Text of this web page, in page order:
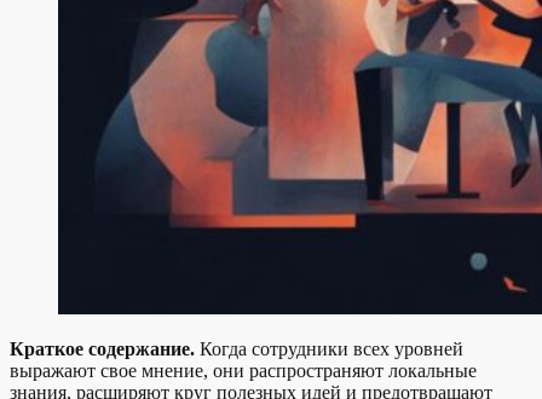
Краткое содержание. Когда сотрудники всех уровней
выражают свое мнение, они распространяют локальные
знания, расширяют круг полезных идей и предотвращают